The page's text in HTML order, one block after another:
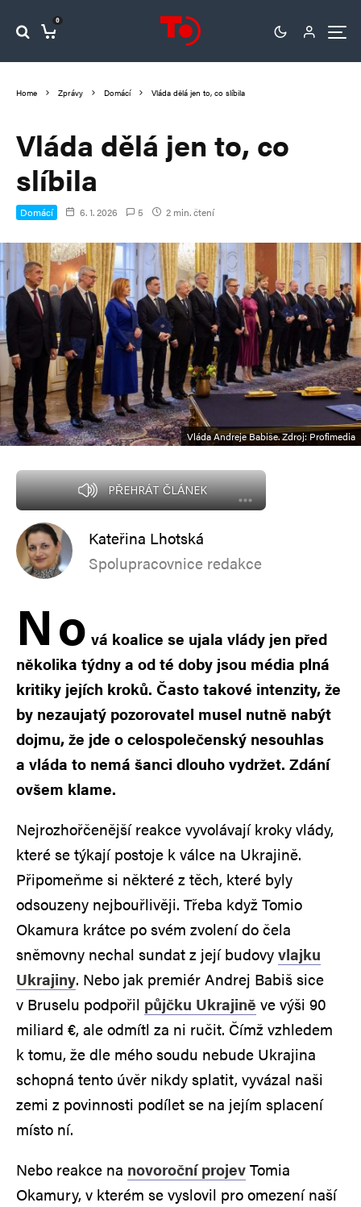
0
Home Zprávy Domácí Vláda dělá jen to, co slíbila
Vláda dělá jen to, co
slíbila
Domácí 6. 1. 2026 5 2 min. čtení
Vláda Andreje Babiše. Zdroj: Profimedia
PŘEHRÁT ČLÁNEK
Kateřina Lhotská
Spolupracovnice redakce
No vá koalice se ujala vlády jen před
několika týdny a od té doby jsou média plná
kritiky jejích kroků. Často takové intenzity, že
by nezaujatý pozorovatel musel nutně nabýt
dojmu, že jde o celospolečenský nesouhlas
a vláda to nemá šanci dlouho vydržet. Zdání
ovšem klame.
Nejrozhořčenější reakce vyvolávají kroky vlády,
které se týkají postoje k válce na Ukrajině.
Připomeňme si některé z těch, které byly
odsouzeny nejbouřlivěji. Třeba když Tomio
Okamura krátce po svém zvolení do čela
sněmovny nechal sundat z její budovyvlajku
Ukrajiny. Nebo jak premiér Andrej Babiš sice
v Bruselu podpořil půjčku Ukrajině ve výši 90
miliard €, ale odmítl za ni ručit. Čímž vzhledem
k tomu, že dle mého soudu nebude Ukrajina
schopná tento úvěr nikdy splatit, vyvázal naši
zemi z povinnosti podílet se na jejím splacení
místo ní.
Nebo reakce na novoroční projevTomia
Okamury, v kterém se vyslovil pro omezení naší